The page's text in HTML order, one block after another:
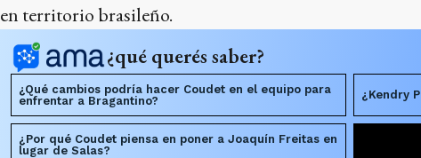
en territorio brasileño.
¿qué querés saber?
¿Qué cambios podría hacer Coudet en el equipo para
enfrentar a Bragantino?
¿Kendry
¿Por qué Coudet piensa en poner a Joaquín Freitas en
lugar de Salas?